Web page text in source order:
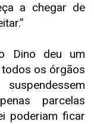
a chegar de
Dino deu um
os órgãos
parcelas
poderiam ficar